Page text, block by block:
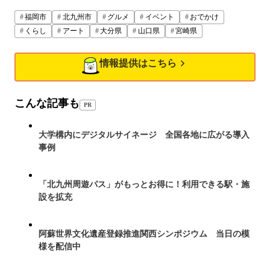
福岡市 北九州市 グルメ イベント
おでかけ
くらし
アート 大分県 山口県 宮崎県
情報提供はこちら
こんな記事も PR
大学構内にデジタルサイネージ 全国各地に広がる導入
事例
「北九州周遊パス」がもっとお得に！利用できる駅・施
設を拡充
阿蘇世界文化遺産登録推進関西シンポジウム 当日の模
様を配信中